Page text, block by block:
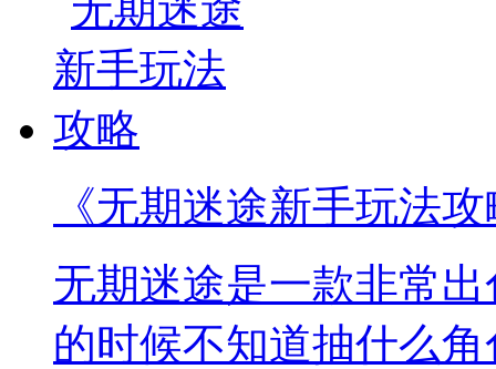
《无期迷途新手玩法
无期迷途是一款非常
的时候不知道抽什么